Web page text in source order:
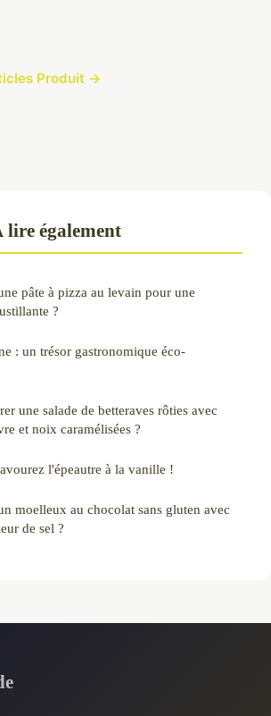
Produit →
également
pâte à pizza au levain pour une
?
: un trésor gastronomique éco-
une salade de betteraves rôties avec
et noix caramélisées ?
l'épeautre à la vanille !
moelleux au chocolat sans gluten avec
de sel ?